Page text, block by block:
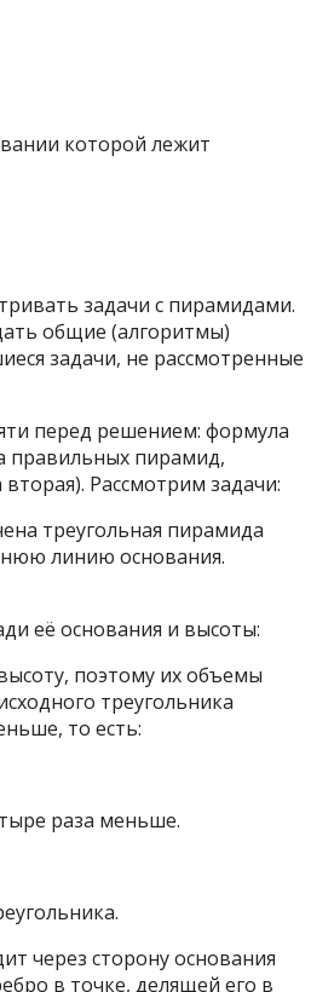
которой лежит
задачи с пирамидами.
общие (алгоритмы)
задачи, не рассмотренные
перед решением: формула
правильных пирамид,
Рассмотрим задачи:
треугольная пирамида
линию основания.
её основания и высоты:
поэтому их объемы
треугольника
то есть:
раза меньше.
через сторону основания
в точке, делящей его в